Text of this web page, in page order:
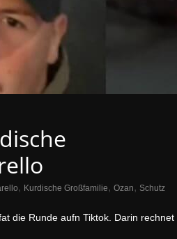
, Kurdische Großfamilie, Ozan, Schutz
die Runde aufn Tiktok. Darin rechnet